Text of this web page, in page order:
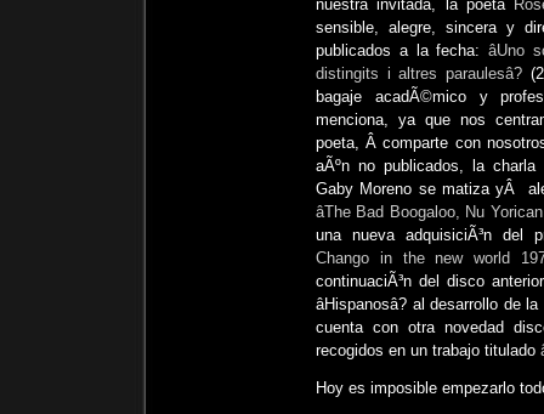
nuestra invitada, la poeta
sensible, alegre, sincera y
publicados a la fecha: âUno
distingits i altres paraulesâ?
bagaje acadÃ©mico y
menciona, ya que nos
poeta, Â comparte con
aÃºn no publicados, la
Gaby Moreno se matiza yÂ
âThe Bad Boogaloo, Nu Yorican
una nueva adquisiciÃ³n del
Chango in the new world 1976
continuaciÃ³n del disco
âHispanosâ? al desarrollo
cuenta con otra novedad
recogidos en un trabajo titulado
Hoy es imposible empezarlo